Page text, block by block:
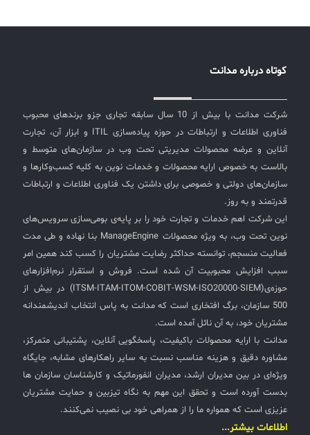
کوتاه درباره مدانت
شرکت مدانت با بیش از 10 سال سابقه تجاری جزو برندهای محبوب
فناوری اطلاعات و ارتباطات در حوزه پیاده‌سازی ITIL و ابزار آن، تجارت
آنلاین و عرضه محصولات مدیریتی تحت وب در سازمان‌های متوسط و
بالاست به خصوص ارایه محصولات و خدمات نوین به کلیه کسب‌وکارها و
سازمان‌های دولتی و خصوصی برای داشتن یک فناوری اطلاعات و ارتباطات
قدرتمند و به روز.
این شرکت اهم خدمات و تجارت خود را بر پایه‌ی بومی‌سازی سرویس‌های
نوین تحت وب، به ویژه محصولات ManageEngine بنا نهاده و طی مدت
فعالیت منسجم، توانسته حداکثر رضایت مشتریان را کسب کند همین امر
سبب افزایش محبوبیت آن شده است. فروش و استقرار نرم‌افزارهای
حوزه‌ی(ITSM-ITAM-ITOM-COBIT-WSM-ISO20000-SIEM) در بیش از
500 سازمان، برگ افتخاری است که مدانت به پاس انتخاب اندیشمندانه
مشتریان خود، به آن نائل آمده است.
مدانت با ارایه محصولات باکیفیت، پاسخگویی آنلاین، پشتیبانی متمرکز،
مشاوره دقیق و هزینه مناسب نسبت به سایر راهکارهای مشابه، جایگاه
ویژه‌ای در بین مدیران ارشد، مدیران انفورماتیک و کارشناسان سازمان ها
بدست آورده است و تحقق این مهم به نگاه تیزبین و حمایت مشتریان
عزیزی است که همواره ما را از همراهی خود بی نصیب نمی‌کنند.
اطلاعات بیشتر...